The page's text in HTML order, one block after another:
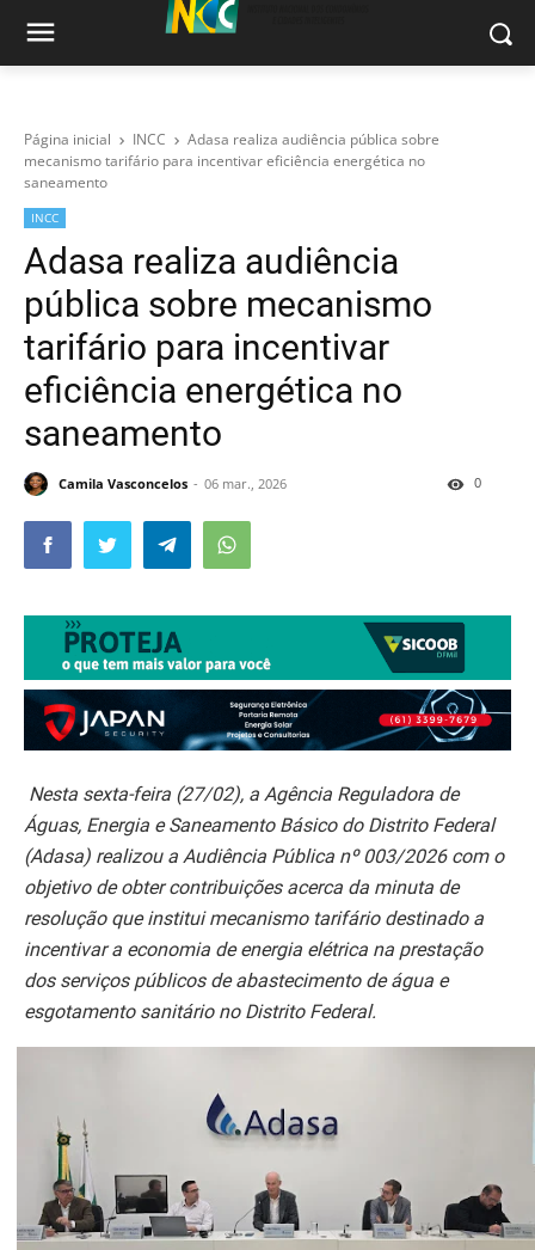
Página inicial INCC
Adasa realiza audiência pública sobre
mecanismo tarifário para incentivar eficiência energética no
saneamento
INCC
Adasa realiza audiência
pública sobre mecanismo
tarifário para incentivar
eficiência energética no
saneamento
Camila Vasconcelos 06 mar., 2026 0
Nesta sexta-feira (27/02), a Agência Reguladora de
Águas, Energia e Saneamento Básico do Distrito Federal
(Adasa) realizou a Audiência Pública nº 003/2026 com o
objetivo de obter contribuições acerca da minuta de
resolução que institui mecanismo tarifário destinado a
incentivar a economia de energia elétrica na prestação
dos serviços públicos de abastecimento de água e
esgotamento sanitário no Distrito Federal.